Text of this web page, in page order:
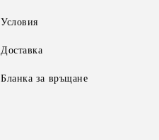
Условия
Доставка
Бланка за връщане